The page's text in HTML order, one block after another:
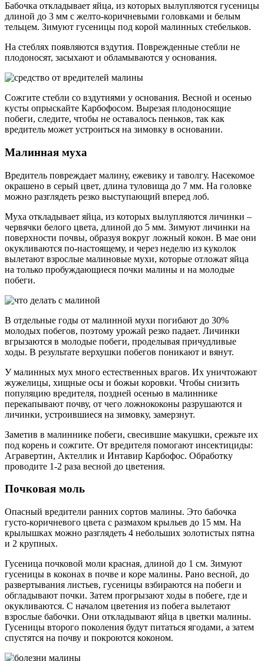
Бабочка откладывает яйца, из которых вылупляются гусеницы
длиной до 3 мм с желто-коричневыми головками и белым
тельцем. Зимуют гусеницы под корой малинных стебельков.
На стеблях появляются вздутия. Поврежденные стебли не
плодоносят, засыхают и обламываются у основания.
Сожгите стебли со вздутиями у основания. Весной и осенью
кусты опрыскайте Карбофосом. Вырезая плодоносящие
побеги, следите, чтобы не оставалось пеньков, так как
вредитель может устроиться на зимовку в основании.
Малинная муха
Вредитель повреждает малину, ежевику и таволгу. Насекомое
окрашено в серый цвет, длина туловища до 7 мм. На головке
можно разглядеть резко выступающий вперед лоб.
Муха откладывает яйца, из которых вылупляются личинки –
червячки белого цвета, длиной до 5 мм. Зимуют личинки на
поверхности почвы, образуя вокруг ложный кокон. В мае они
окукливаются по-настоящему, и через неделю из куколок
вылетают взрослые малиновые мухи, которые отложат яйца
на только пробуждающиеся почки малины и на молодые
побеги.
В отдельные годы от малинной мухи погибают до 30%
молодых побегов, поэтому урожай резко падает. Личинки
вгрызаются в молодые побеги, проделывая причудливые
ходы. В результате верхушки побегов поникают и вянут.
У малинных мух много естественных врагов. Их уничтожают
жужелицы, хищные осы и божьи коровки. Чтобы снизить
популяцию вредителя, поздней осенью в малиннике
перекапывают почву, от чего ложнококоны разрушаются и
личинки, устроившиеся на зимовку, замерзнут.
Заметив в малиннике побеги, свесившие макушки, срежьте их
под корень и сожгите. От вредителя помогают инсектициды:
Агравертин, Актеллик и Интавир Карбофос. Обработку
проводите 1-2 раза весной до цветения.
Почковая моль
Опасный вредители ранних сортов малины. Это бабочка
густо-коричневого цвета с размахом крыльев до 15 мм. На
крылышках можно разглядеть 4 небольших золотистых пятна
и 2 крупных.
Гусеница почковой моли красная, длиной до 1 см. Зимуют
гусеницы в коконах в почве и коре малины. Рано весной, до
развертывания листьев, гусеницы взбираются на побеги и
обгладывают почки. Затем прогрызают ходы в побеге, где и
окукливаются. С началом цветения из побега вылетают
взрослые бабочки. Они откладывают яйца в цветки малины.
Гусеницы второго поколения будут питаться ягодами, а затем
спустятся на почву и покроются коконом.